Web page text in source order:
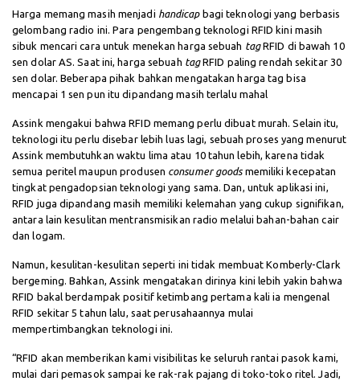
Harga memang masih menjadi handicap bagi teknologi yang berbasis
gelombang radio ini. Para pengembang teknologi RFID kini masih
sibuk mencari cara untuk menekan harga sebuah tagRFID di bawah 10
sen dolar AS. Saat ini, harga sebuah tagRFID paling rendah sekitar 30
sen dolar. Beberapa pihak bahkan mengatakan harga tag bisa
mencapai 1 sen pun itu dipandang masih terlalu mahal
Assink mengakui bahwa RFID memang perlu dibuat murah. Selain itu,
teknologi itu perlu disebar lebih luas lagi, sebuah proses yang menurut
Assink membutuhkan waktu lima atau 10 tahun lebih, karena tidak
semua peritel maupun produsen consumer goods memiliki kecepatan
tingkat pengadopsian teknologi yang sama. Dan, untuk aplikasi ini,
RFID juga dipandang masih memiliki kelemahan yang cukup signifikan,
antara lain kesulitan mentransmisikan radio melalui bahan-bahan cair
dan logam.
Namun, kesulitan-kesulitan seperti ini tidak membuat Komberly-Clark
bergeming. Bahkan, Assink mengatakan dirinya kini lebih yakin bahwa
RFID bakal berdampak positif ketimbang pertama kali ia mengenal
RFID sekitar 5 tahun lalu, saat perusahaannya mulai
mempertimbangkan teknologi ini.
“RFID akan memberikan kami visibilitas ke seluruh rantai pasok kami,
mulai dari pemasok sampai ke rak-rak pajang di toko-toko ritel. Jadi,